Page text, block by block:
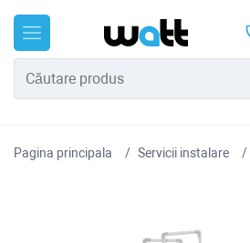
Pagina principala Servicii instalare